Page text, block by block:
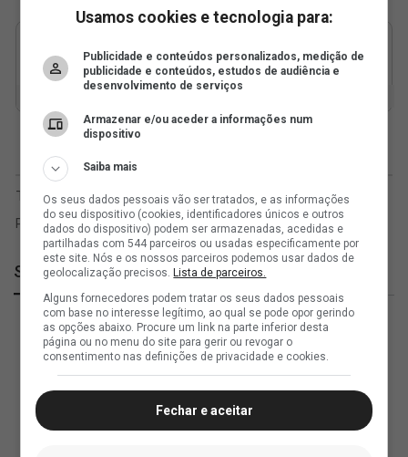
SuperVasco
Usamos cookies e tecnologia para:
Publicidade e conteúdos personalizados, medição de
publicidade e conteúdos, estudos de audiência e
desenvolvimento de serviços
Armazenar e/ou aceder a informações num
dispositivo
Saiba mais
Os seus dados pessoais vão ser tratados, e as informações
do seu dispositivo (cookies, identificadores únicos e outros
dados do dispositivo) podem ser armazenadas, acedidas e
partilhadas com 544 parceiros ou usadas especificamente por
este site. Nós e os nossos parceiros podemos usar dados de
geolocalização precisos.Lista de parceiros.
Alguns fornecedores podem tratar os seus dados pessoais
com base no interesse legítimo, ao qual se pode opor gerindo
as opções abaixo. Procure um link na parte inferior desta
página ou no menu do site para gerir ou revogar o
consentimento nas definições de privacidade e cookies.
Fechar e aceitar